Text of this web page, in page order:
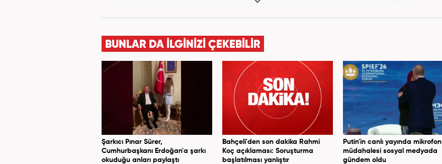
Üniversite döneminde çeşitli yerel gazetelerde muhabir ve editör olarak görev aldı.
Star.com'da internet editörü olarak stajını tamamladıktan sonra Medya Takip
ve SEO içerikleriyle birlikte galeri ve video hazırladı. 2019'un Şubat ayından bu
yana ise Haber7.com'da Gündem Editörü olarak habercilik kariyerine devam
etmektedir.
BUNLAR DA İLGİNİZİ ÇEKEBİLİR
Şarkıcı Pınar Sürer,
Cumhurbaşkanı Erdoğan'a şarkı
okuduğu anları paylaştı
Bahçeli'den son dakika Rahmi
Koç açıklaması: Soruşturma
başlatılması yanlıştır
Putin'in canlı yayında mikrofon
müdahalesi sosyal medyada
gündem oldu